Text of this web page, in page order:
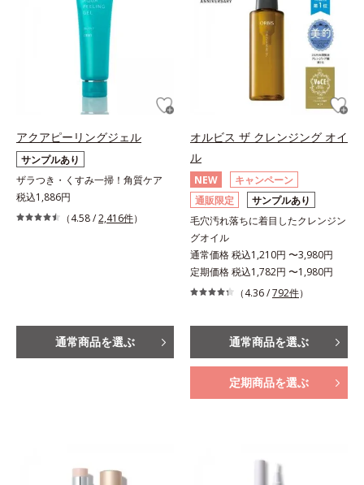
アクアピーリングジェル
サンプルあり
ザラつき・くすみ一掃！角質ケア
税込1,886円
（4.58 /2,416件）
通常商品を選ぶ
オルビス ザ クレンジング オイ
ル
NEW
キャンペーン
通販限定
サンプルあり
毛穴汚れ落ちに着目したクレンジン
グオイル
通常価格 税込1,210円 〜3,980円
定期価格 税込1,782円 〜1,980円
（4.36 /792件）
通常商品を選ぶ
定期商品を選ぶ